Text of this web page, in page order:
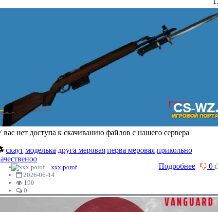
вас нет доступа к скачиванию файлов с нашего сервера
скаут моделька друга меровая перва меровая прикольно
0
Подробнее
xxx porof
2026-06-14
190
0